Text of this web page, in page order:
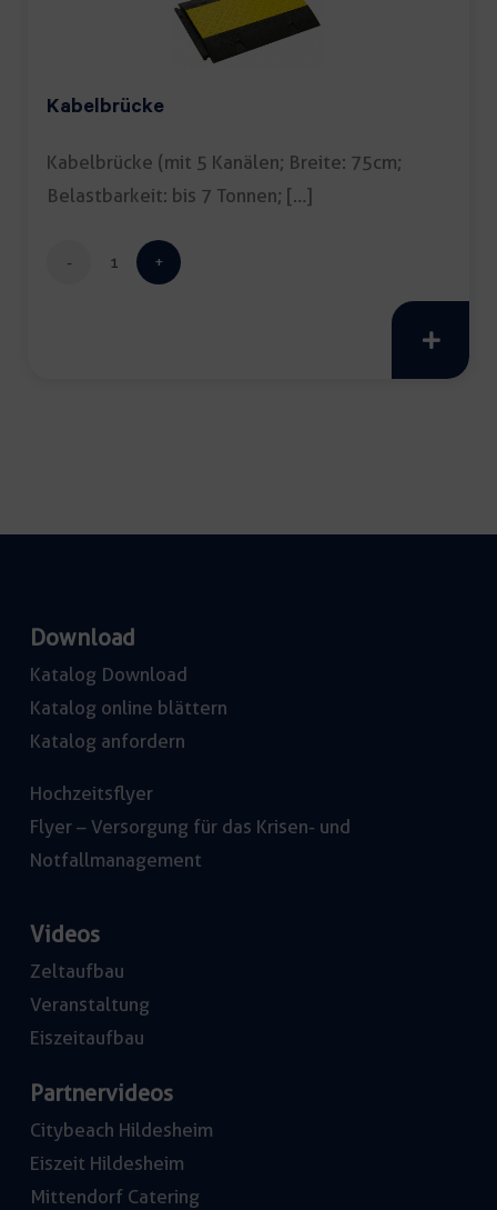
Kabelbrücke
Kabelbrücke (mit 5 Kanälen; Breite: 75cm;
Belastbarkeit: bis 7 Tonnen; […]
Kabelbrücke
Download
Katalog Download
Katalog online blättern
Katalog anfordern
Hochzeitsflyer
Flyer – Versorgung für das Krisen- und
Notfallmanagement
Videos
Zeltaufbau
Veranstaltung
Eiszeitaufbau
Partnervideos
Citybeach Hildesheim
Eiszeit Hildesheim
Mittendorf Catering